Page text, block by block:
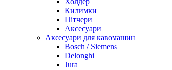
Холдер
Килимки
Пітчери
Аксесуари
Аксесуари для кавомашин
Bosch / Siemens
Delonghi
Jura